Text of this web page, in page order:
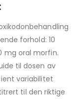
forhold: 10
mg oral morfin.
til dosen av
variabilitet
til den riktige